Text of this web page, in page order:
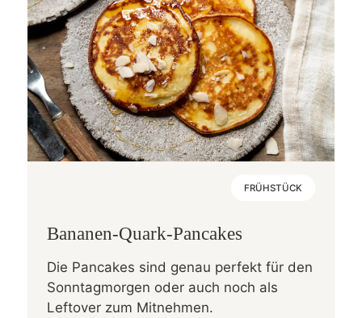
FRÜHSTÜCK
Bananen-Quark-Pancakes
Die Pancakes sind genau perfekt für den
Sonntagmorgen oder auch noch als
Leftover zum Mitnehmen.